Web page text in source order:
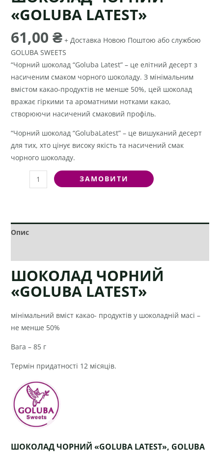
«GOLUBA LATEST»
61,00 ₴ + Доставка Новою Поштою або службою
GOLUBA SWEETS
“Чорний шоколад “Goluba Latest” – це елітний десерт з
насиченим смаком чорного шоколаду. З мінімальним
вмістом какао-продуктів не менше 50%, цей шоколад
вражає гіркими та ароматними нотками какао,
створюючи насичений смаковий профіль.
“Чорний шоколад “GolubaLatest” – це вишуканий десерт
для тих, хто цінує високу якість та насичений смак
чорного шоколаду.
ЗАМОВИТИ
Опис
ШОКОЛАД ЧОРНИЙ
«GOLUBA LATEST»
мінімальний вміст какао- продуктів у шоколадній масі –
не менше 50%
Вага – 85 г
Термін придатності 12 місяців.
ШОКОЛАД ЧОРНИЙ «GOLUBA LATEST», GOLUBA